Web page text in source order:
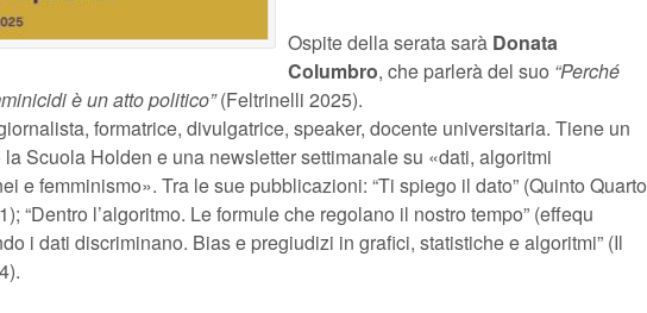
Ospite della serata sarà Donata
Columbro, che parlerà del suo “Perché
è un atto politico”(Feltrinelli 2025).
formatrice, divulgatrice, speaker, docente universitaria. Tiene un
Scuola Holden e una newsletter settimanale su «dati, algoritmi
e femminismo». Tra le sue pubblicazioni: “Ti spiego il dato” (Quinto Quarto
“Dentro l’algoritmo. Le formule che regolano il nostro tempo” (effequ
i dati discriminano. Bias e pregiudizi in grafici, statistiche e algoritmi” (Il